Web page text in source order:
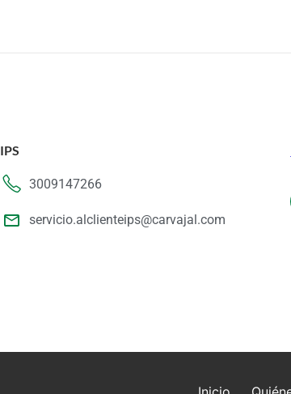
IPS
3009147266
servicio.alclienteips@carvajal.com